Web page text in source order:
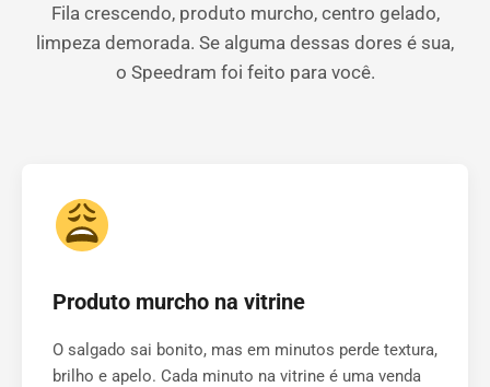
Fila crescendo, produto murcho, centro gelado,
limpeza demorada. Se alguma dessas dores é sua,
o Speedram foi feito para você.
Produto murcho na vitrine
O salgado sai bonito, mas em minutos perde textura,
brilho e apelo. Cada minuto na vitrine é uma venda